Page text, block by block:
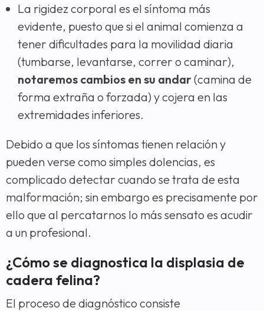
La rigidez corporal es el síntoma más
evidente, puesto que si el animal comienza a
tener dificultades para la movilidad diaria
(tumbarse, levantarse, correr o caminar),
notaremos cambios en su andar(camina de
forma extraña o forzada) y cojera en las
extremidades inferiores.
Debido a que los síntomas tienen relación y
pueden verse como simples dolencias, es
complicado detectar cuando se trata de esta
malformación; sin embargo es precisamente por
ello que al percatarnos lo más sensato es acudir
a un profesional.
¿Cómo se diagnostica la displasia de
cadera felina?
El proceso de diagnóstico consiste